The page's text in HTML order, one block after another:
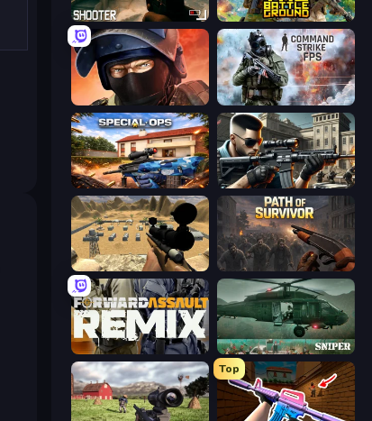
BodyCamera Shooter The Battleground
Bullet Force Command Strike FPS
Special Ops: GO Sure Shot
Ghost Sniper Path of Survivor
Forward Assault Remix SNIPER
Top